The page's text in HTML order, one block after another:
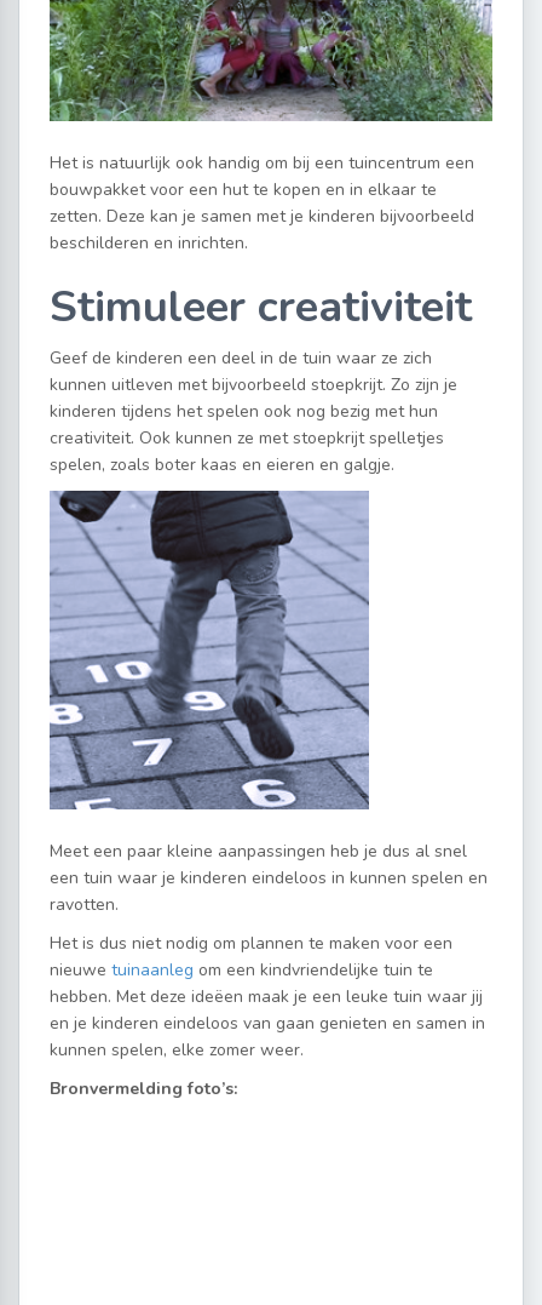
Het is natuurlijk ook handig om bij een tuincentrum een
bouwpakket voor een hut te kopen en in elkaar te
zetten. Deze kan je samen met je kinderen bijvoorbeeld
beschilderen en inrichten.
Stimuleer creativiteit
Geef de kinderen een deel in de tuin waar ze zich
kunnen uitleven met bijvoorbeeld stoepkrijt. Zo zijn je
kinderen tijdens het spelen ook nog bezig met hun
creativiteit. Ook kunnen ze met stoepkrijt spelletjes
spelen, zoals boter kaas en eieren en galgje.
Meet een paar kleine aanpassingen heb je dus al snel
een tuin waar je kinderen eindeloos in kunnen spelen en
ravotten.
Het is dus niet nodig om plannen te maken voor een
nieuwe tuinaanleg om een kindvriendelijke tuin te
hebben. Met deze ideëen maak je een leuke tuin waar jij
en je kinderen eindeloos van gaan genieten en samen in
kunnen spelen, elke zomer weer.
Bronvermelding foto’s: